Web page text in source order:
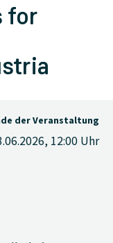
for
der Veranstaltung
12:00 Uhr